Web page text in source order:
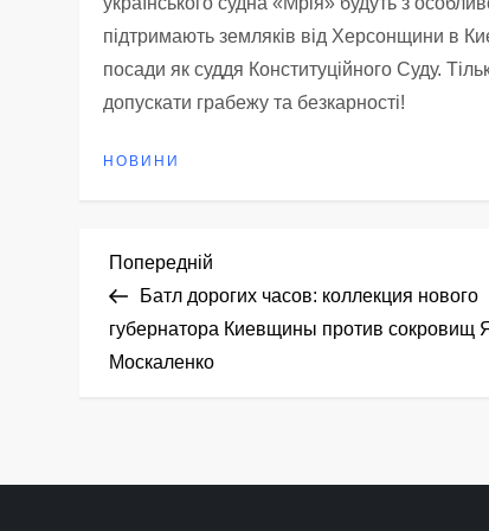
підтримають земляків від Херсонщини в
посади як суддя Конституційного Суду.
допускати грабежу та безкарності!
НОВИНИ
Н
а
в
г
Попередній
запис
Попередній
Батл дорогих часов: коллекция нового
губернатора Киевщины против сокровищ
Москаленко